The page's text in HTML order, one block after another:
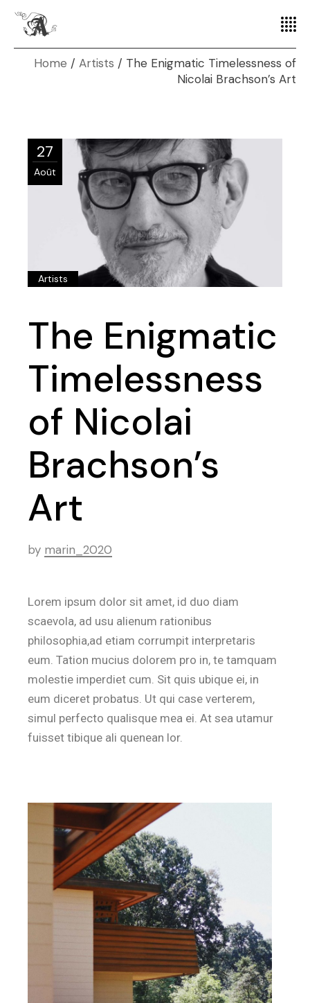
Home Artists
The Enigmatic Timelessness of
Nicolai Brachson’s Art
27
Août
Artists
The Enigmatic
Timelessness
of Nicolai
Brachson’s
Art
by marin_2020
Lorem ipsum dolor sit amet, id duo diam
scaevola, ad usu alienum rationibus
philosophia,ad etiam corrumpit interpretaris
eum. Tation mucius dolorem pro in, te tamquam
molestie imperdiet cum. Sit quis ubique ei, in
eum diceret probatus. Ut qui case verterem,
simul perfecto qualisque mea ei. At sea utamur
fuisset tibique ali quenean lor.